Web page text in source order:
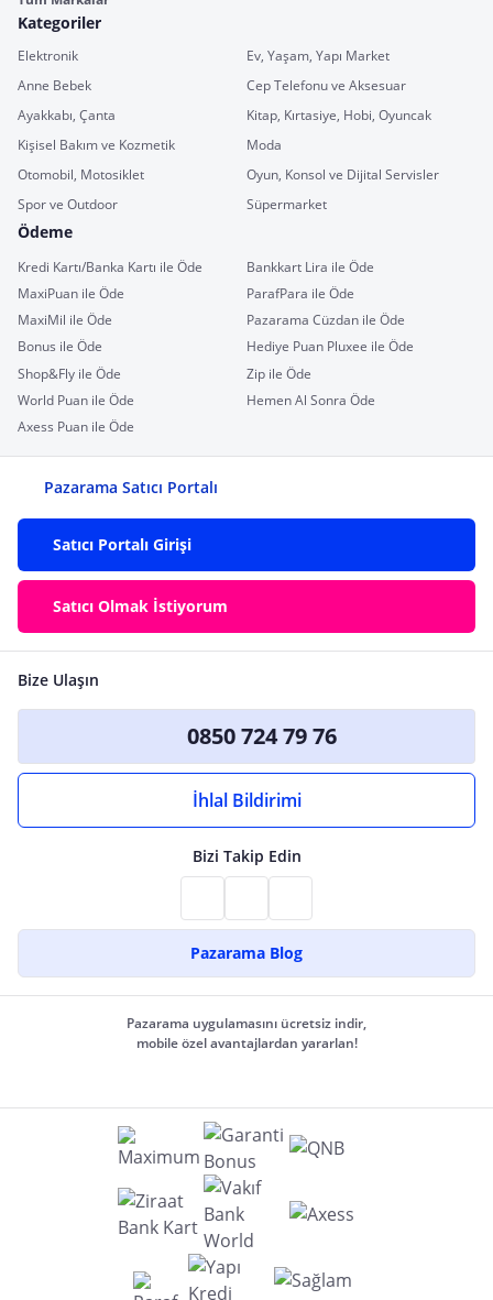
Kategoriler
Elektronik
Ev, Yaşam, Yapı Market
Anne Bebek
Cep Telefonu ve Aksesuar
Ayakkabı, Çanta
Kitap, Kırtasiye, Hobi, Oyuncak
Kişisel Bakım ve Kozmetik
Moda
Otomobil, Motosiklet
Oyun, Konsol ve Dijital Servisler
Spor ve Outdoor
Süpermarket
Ödeme
Kredi Kartı/Banka Kartı ile Öde
Bankkart Lira ile Öde
MaxiPuan ile Öde
ParafPara ile Öde
MaxiMil ile Öde
Pazarama Cüzdan ile Öde
Bonus ile Öde
Hediye Puan Pluxee ile Öde
Shop&Fly ile Öde
Zip ile Öde
World Puan ile Öde
Hemen Al Sonra Öde
Axess Puan ile Öde
Pazarama Satıcı Portalı
Satıcı Portalı Girişi
Satıcı Olmak İstiyorum
Bize Ulaşın
0850 724 79 76
İhlal Bildirimi
Bizi Takip Edin
Pazarama Blog
Pazarama uygulamasını ücretsiz indir,
mobile özel avantajlardan yararlan!